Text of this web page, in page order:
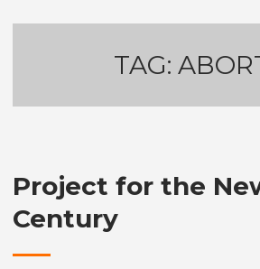
TAG:
Project for the
Century